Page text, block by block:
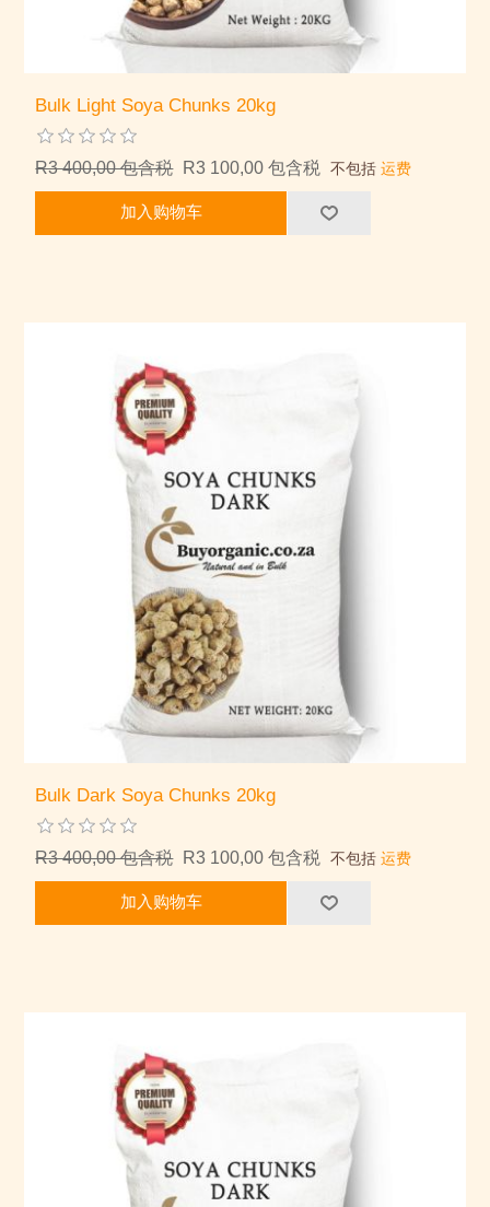
Bulk Light Soya Chunks 20kg
R3 400,00 包含税 R3 100,00 包含税 不包括运费
加入购物车
Bulk Dark Soya Chunks 20kg
R3 400,00 包含税 R3 100,00 包含税 不包括运费
加入购物车